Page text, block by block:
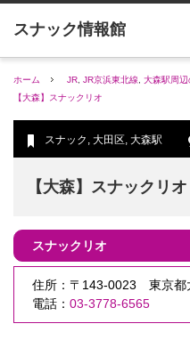
ホーム JR JR京浜東北線
大森駅周
【大森】スナックリオ
スナック , 大田区, 大森駅
【大森】スナックリオ
スナックリオ
住所：〒143-0023 東京都
電話： 03-3778-6565